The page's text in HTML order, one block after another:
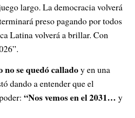
largo. La democracia volverá
preso pagando por todos
Latina volverá a brillar. Con
no se quedó calladoy en una
dando a entender que el
“Nos vemos en el 2031… y